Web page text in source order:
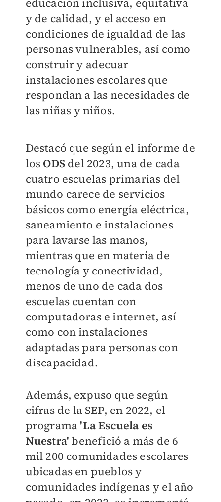
y de calidad, y el acceso en
condiciones de igualdad de las
personas vulnerables, así como
construir y adecuar
instalaciones escolares que
respondan a las necesidades de
las niñas y niños.
Destacó que según el informe de
los ODSdel 2023, una de cada
cuatro escuelas primarias del
mundo carece de servicios
básicos como energía eléctrica,
saneamiento e instalaciones
para lavarse las manos,
mientras que en materia de
tecnología y conectividad,
menos de uno de cada dos
escuelas cuentan con
computadoras e internet, así
como con instalaciones
adaptadas para personas con
discapacidad.
Además, expuso que según
cifras de la SEP, en 2022, el
programa'La Escuela es
Nuestra' benefició a más de 6
mil 200 comunidades escolares
ubicadas en pueblos y
comunidades indígenas y el año